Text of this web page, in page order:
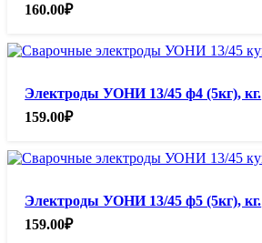
160.00₽
Электроды УОНИ 13/45 ф4 (5кг), кг.
159.00₽
Электроды УОНИ 13/45 ф5 (5кг), кг.
159.00₽